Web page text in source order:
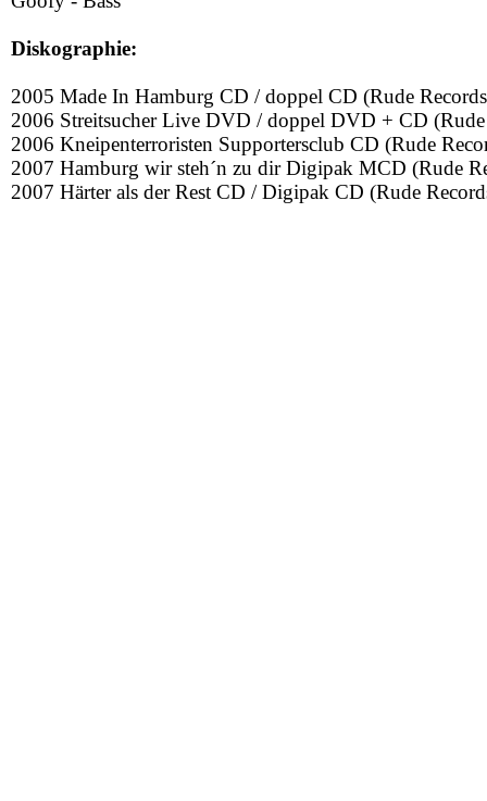
Diskographie:
2005 Made In Hamburg CD / doppel CD (Rude
2006 Streitsucher Live DVD / doppel DVD + CD (Rude
2006 Kneipenterroristen Supportersclub CD (Rude
2007 Hamburg wir steh´n zu dir Digipak MCD (Rude
2007 Härter als der Rest CD / Digipak CD (Rude